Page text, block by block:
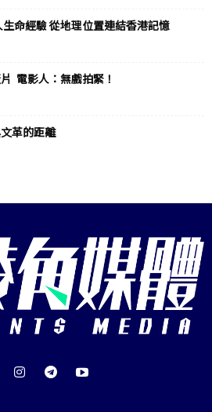
生命經驗 從地理位置連結香港記憶
電影人：無戲拍緊！
革的距離